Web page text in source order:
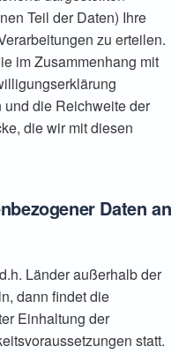
Teil der Daten) Ihre
zu erteilen.
im Zusammenhang mit
die Reichweite der
die wir mit diesen
Daten an
Länder außerhalb der
dann findet die
Einhaltung der
statt.